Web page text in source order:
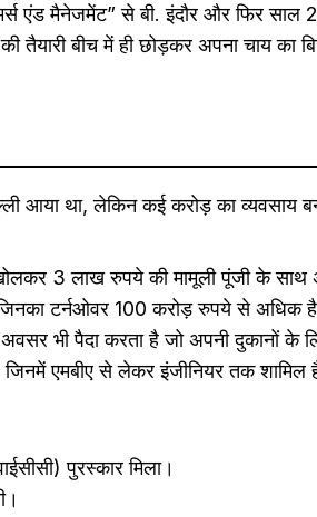
एंड मैनेजमेंट” से बी. इंदौर और फिर साल
तैयारी बीच में ही छोड़कर अपना चाय का
आया था, लेकिन कई करोड़ का व्यवसाय
3 लाख रुपये की मामूली पूंजी के
टर्नओवर 100 करोड़ रुपये से अधिक
भी पैदा करता है जो अपनी दुकानों के
एमबीए से लेकर इंजीनियर तक शामिल
पुरस्कार मिला।